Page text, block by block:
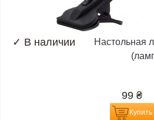
✓ В наличии
Настольная
99 ₴
Купить